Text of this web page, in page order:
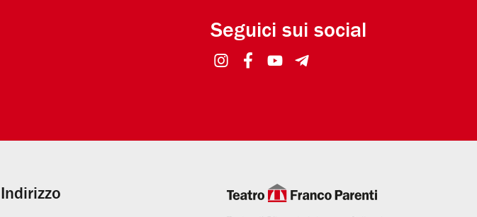
Seguici sui social
Indirizzo